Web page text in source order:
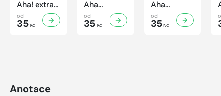
Aha! extra
č.3/2026
Úsporná
od
35Kč
Aha
Úsporná
kuchařka -
od
35Kč
Aha
Úsporná
kuchařka
od
35Kč
Anotace